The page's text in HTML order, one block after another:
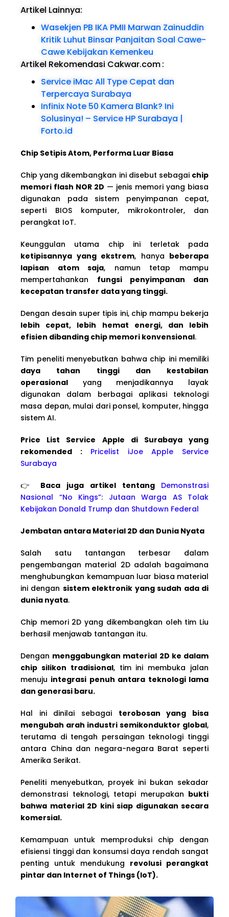
Artikel Lainnya:
Wasekjen PB IKA PMII Marwan Zainuddin
Kritik Luhut Binsar Panjaitan Soal Cawe-
Cawe Kebijakan Kemenkeu
Artikel Rekomendasi Cakwar.com:
Service iMac All Type Cepat dan
Terpercaya Surabaya
Infinix Note 50 Kamera Blank? Ini
Solusinya! – Service HP Surabaya |
Forto.id
Chip Setipis Atom, Performa Luar Biasa
Chip yang dikembangkan ini disebut sebagai chip
memori flash NOR 2D — jenis memori yang biasa
digunakan pada sistem penyimpanan cepat,
seperti BIOS komputer, mikrokontroler, dan
perangkat IoT.
Keunggulan utama chip ini terletak pada
ketipisannya yang ekstrem, hanya beberapa
lapisan atom saja, namun tetap mampu
mempertahankan fungsi penyimpanan dan
kecepatan transfer data yang tinggi.
Dengan desain super tipis ini, chip mampu bekerja
lebih cepat, lebih hemat energi, dan lebih
efisien dibanding chip memori konvensional.
Tim peneliti menyebutkan bahwa chip ini memiliki
daya tahan tinggi dan kestabilan
operasional yang menjadikannya layak
digunakan dalam berbagai aplikasi teknologi
masa depan, mulai dari ponsel, komputer, hingga
sistem AI.
Price List Service Apple di Surabaya yang
rekomended :
Pricelist iJoe Apple Service
Surabaya
👉 Baca juga artikel tentang Demonstrasi
Nasional “No Kings”: Jutaan Warga AS Tolak
Kebijakan Donald Trump dan Shutdown Federal
Jembatan antara Material 2D dan Dunia Nyata
Salah satu tantangan terbesar dalam
pengembangan material 2D adalah bagaimana
menghubungkan kemampuan luar biasa material
ini dengan sistem elektronik yang sudah ada di
dunia nyata.
Chip memori 2D yang dikembangkan oleh tim Liu
berhasil menjawab tantangan itu.
Dengan menggabungkan material 2D ke dalam
chip silikon tradisional, tim ini membuka jalan
menuju integrasi penuh antara teknologi lama
dan generasi baru.
Hal ini dinilai sebagai terobosan yang bisa
mengubah arah industri semikonduktor global,
terutama di tengah persaingan teknologi tinggi
antara China dan negara-negara Barat seperti
Amerika Serikat.
Peneliti menyebutkan, proyek ini bukan sekadar
demonstrasi teknologi, tetapi merupakan bukti
bahwa material 2D kini siap digunakan secara
komersial.
Kemampuan untuk memproduksi chip dengan
efisiensi tinggi dan konsumsi daya rendah sangat
penting untuk mendukung revolusi perangkat
pintar dan Internet of Things (IoT).